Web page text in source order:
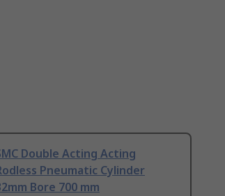
Double Acting Acting
Pneumatic Cylinder
Bore 700 mm